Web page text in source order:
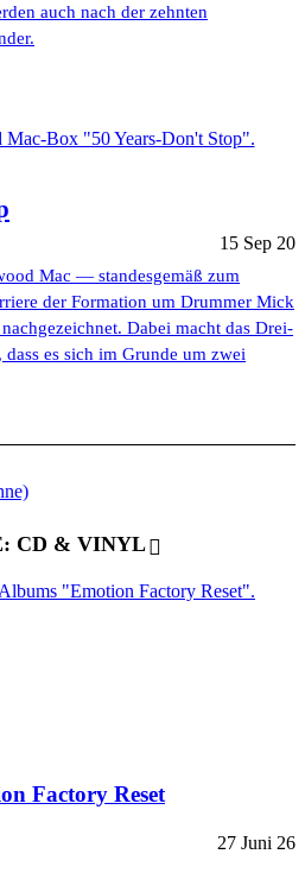
auch nach der zehnten
15 Sep 20
Mac — standesgemäß zum
der Formation um Drummer Mick
Dabei macht das Drei-
es sich im Grunde um zwei
CD & VINYL
Factory Reset
27 Juni 26